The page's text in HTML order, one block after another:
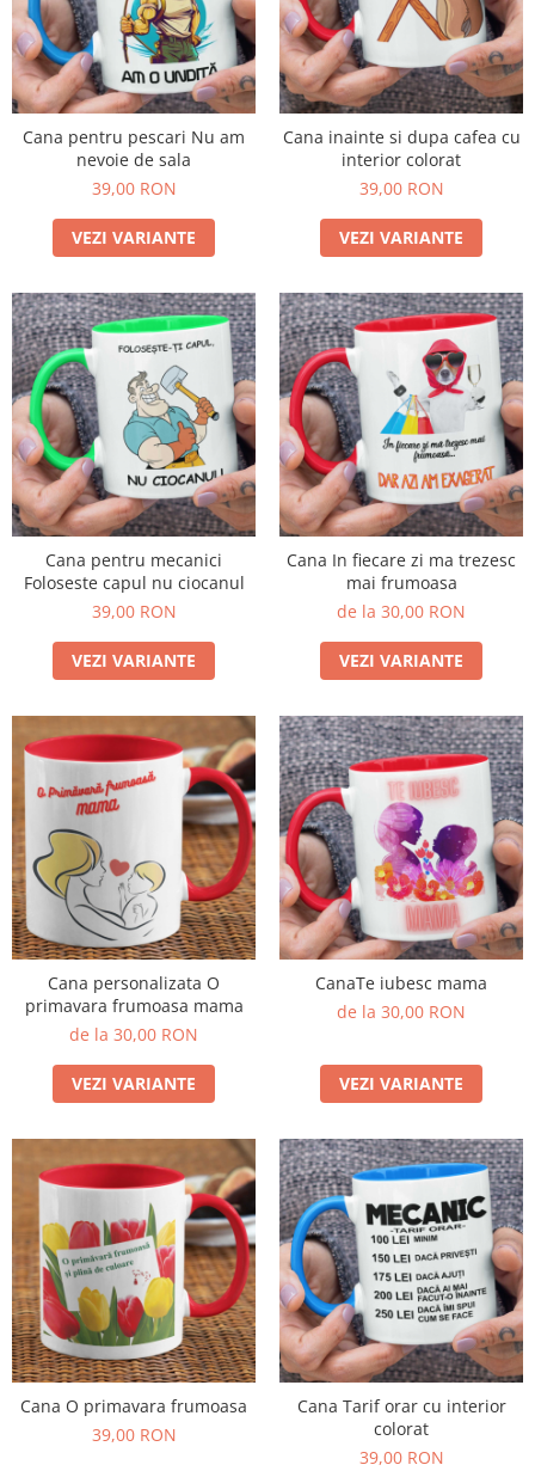
Cana pentru pescari Nu am
nevoie de sala
39,00 RON
VEZI VARIANTE
Cana inainte si dupa cafea cu
interior colorat
39,00 RON
VEZI VARIANTE
Cana pentru mecanici
Foloseste capul nu ciocanul
39,00 RON
VEZI VARIANTE
Cana In fiecare zi ma trezesc
mai frumoasa
de la 30,00 RON
VEZI VARIANTE
Cana personalizata O
primavara frumoasa mama
de la 30,00 RON
VEZI VARIANTE
CanaTe iubesc mama
de la 30,00 RON
VEZI VARIANTE
Cana O primavara frumoasa
39,00 RON
Cana Tarif orar cu interior
colorat
39,00 RON